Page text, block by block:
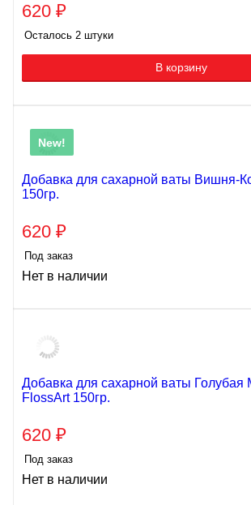
620 ₽
Осталось 2 штуки
В корзину
New!
Добавка для сахарной ваты Вишня-
150гр.
620 ₽
Под заказ
Нет в наличии
Добавка для сахарной ваты Голубая
FlossArt 150гр.
620 ₽
Под заказ
Нет в наличии